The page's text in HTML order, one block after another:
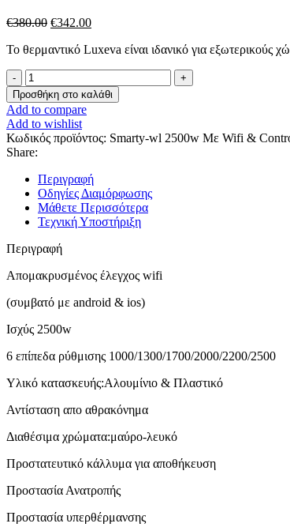
€380.00 Original
was:
€342.00Η
τιμή
Το θερμαντικό Luxeva είναι ιδανικό για εξωτερικούς
Θερμαντικό
Luxeva
Smarty-
Wl
2500w
Με
Wifi
&
Control
Λευκό
ποσότητα
Προσθήκη στο καλάθι
Add to compare
Add to wishlist
Κωδικός προϊόντος: Smarty-wl 2500w Με Wifi &
Share:
Περιγραφή
Οδηγίες Διαμόρφωσης
Μάθετε Περισσότερα
Τεχνική Υποστήριξη
Περιγραφή
Aπομακρυσμένος έλεγχος wifi
(συμβατό με android & ios)
Ισχύς 2500w
6 επίπεδα ρύθμισης 1000/1300/1700/2000/2200/2500
Υλικό κατασκευής:Αλουμίνιο & Πλαστικό
Αντίσταση απο αθρακόνημα
Διαθέσιμα χρώματα:μαύρο-λευκό
Προστατευτικό κάλλυμα για αποθήκευση
Προστασία Ανατροπής
Προστασία υπερθέρμανσης